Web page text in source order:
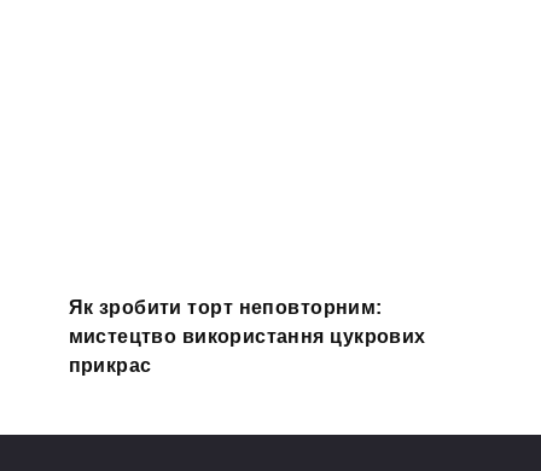
Як зробити торт неповторним:
мистецтво використання цукрових
прикрас